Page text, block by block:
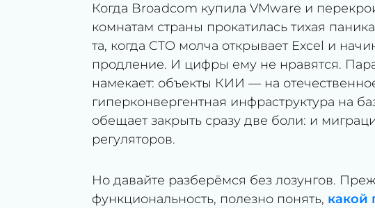
Когда Broadcom купила VMware и
комнатам страны прокатилась тихая
та, когда CTO молча открывает Excel и
продление. И цифры ему не нравятся.
намекает: объекты КИИ — на
гиперконвергентная инфраструктура на
обещает закрыть сразу две боли: и
регуляторов.
Но давайте разберёмся без лозунгов.
функциональность, полезно понять, какой